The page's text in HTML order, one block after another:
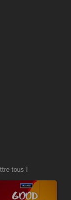
tous !